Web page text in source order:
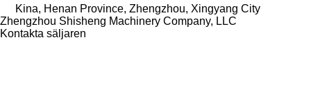
Kina, Henan Province, Zhengzhou, Xingyang City
Zhengzhou Shisheng Machinery Company, LLC
Kontakta säljaren